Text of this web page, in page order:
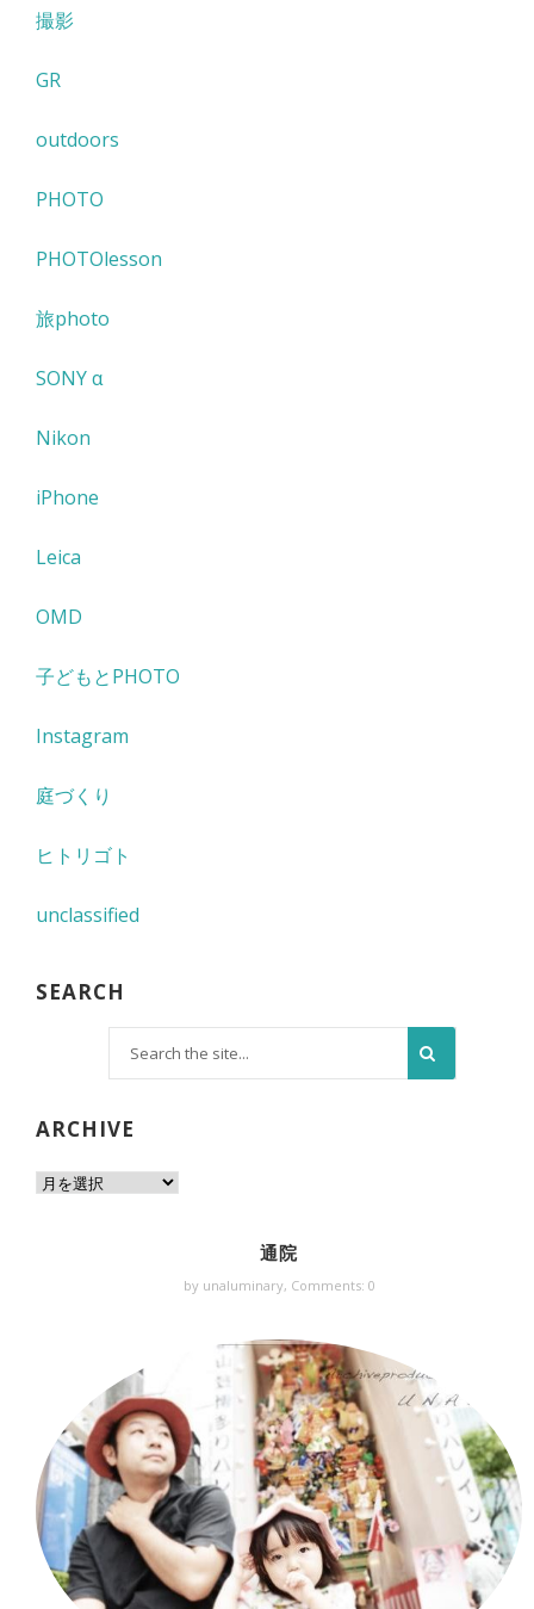
撮影
GR
outdoors
PHOTO
PHOTOlesson
旅photo
SONY α
Nikon
iPhone
Leica
OMD
子どもとPHOTO
Instagram
庭づくり
ヒトリゴト
unclassified
SEARCH
ARCHIVE
通院
by unaluminary, Comments: 0